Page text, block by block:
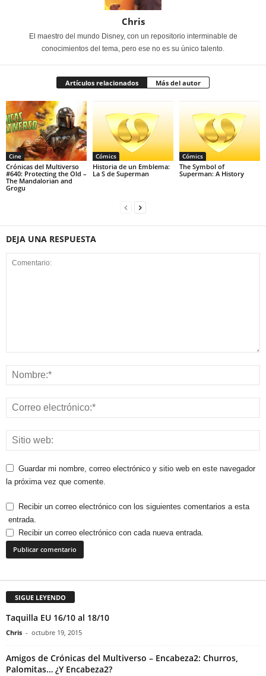
Chris
El maestro del mundo Disney, con un repositorio interminable de
conocimientos del tema, pero ese no es su único talento.
Artículos relacionados Más del autor
Cine
Crónicas del Multiverso
#640: Protecting the Old –
The Mandalorian and
Grogu
Cómics
Historia de un Emblema:
La S de Superman
Cómics
The Symbol of
Superman: A History
DEJA UNA RESPUESTA
Guardar mi nombre, correo electrónico y sitio web en este navegador
la próxima vez que comente.
Recibir un correo electrónico con los siguientes comentarios a esta
entrada.
Recibir un correo electrónico con cada nueva entrada.
SIGUE LEYENDO
Taquilla EU 16/10 al 18/10
Chris - octubre 19, 2015
Amigos de Crónicas del Multiverso – Encabeza2: Churros,
Palomitas… ¿Y Encabeza2?